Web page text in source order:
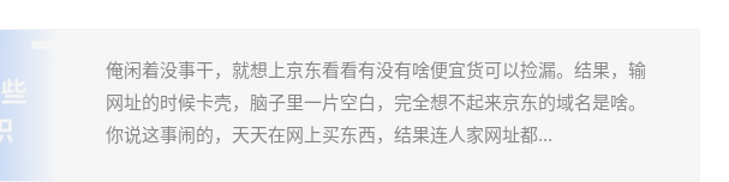
俺闲着没事干，就想上京东看看有没有啥便宜货可以捡漏。结果，输
网址的时候卡壳，脑子里一片空白，完全想不起来京东的域名是啥。
你说这事闹的，天天在网上买东西，结果连人家网址都...